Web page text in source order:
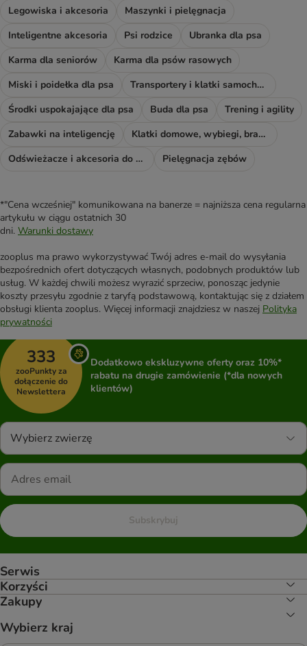
Legowiska i akcesoria
Maszynki i pielęgnacja
Inteligentne akcesoria
Psi rodzice
Ubranka dla psa
Karma dla seniorów
Karma dla psów rasowych
Miski i poidełka dla psa
Transportery i klatki samochodowe
Środki uspokajające dla psa
Buda dla psa
Trening i agility
Zabawki na inteligencję
Klatki domowe, wybiegi, bramki i rampy
Odświeżacze i akcesoria do sprzątania
Pielęgnacja zębów
*"Cena wcześniej" komunikowana na banerze = najniższa cena regularna
artykułu w ciągu ostatnich 30
dni. Warunki dostawy
zooplus ma prawo wykorzystywać Twój adres e-mail do wysyłania
bezpośrednich ofert dotyczących własnych, podobnych produktów lub
usług. W każdej chwili możesz wyrazić sprzeciw, ponosząc jedynie
koszty przesyłu zgodnie z taryfą podstawową, kontaktując się z działem
obsługi klienta zooplus. Więcej informacji znajdziesz w naszej Polityka
prywatności
333
zooPunkty za
dołączenie do
Newslettera
Dodatkowo ekskluzywne oferty oraz 10%*
rabatu na drugie zamówienie (*dla nowych
klientów)
Wybierz zwierzę
Subskrybuj
Serwis
Korzyści
Zakupy
Wybierz kraj